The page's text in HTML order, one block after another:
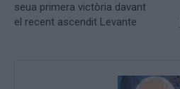
seua primera victòria davant
el recent ascendit Levante